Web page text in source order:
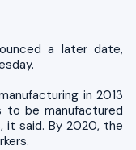
a later date,
in 2013
be manufactured
it said. By 2020, the